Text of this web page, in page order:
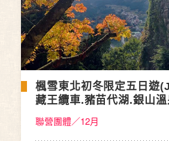
楓雪東北初冬限定五日遊
藏王纜車.豬苗代湖.銀山溫
聯營團體／12月